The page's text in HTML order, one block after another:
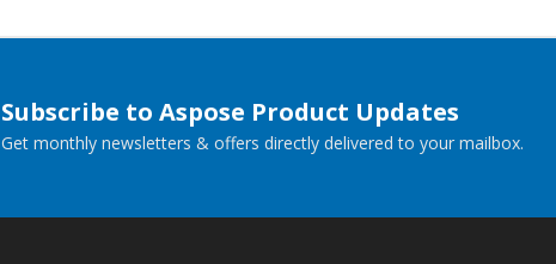
Subscribe to Aspose Product Updates
Get monthly newsletters & offers directly delivered to your mailbox.